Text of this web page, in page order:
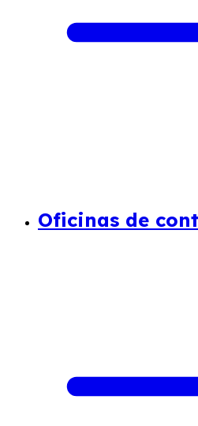
Oficinas de